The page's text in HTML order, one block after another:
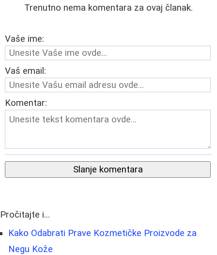
Trenutno nema komentara za ovaj članak.
Vaše ime:
Vaš email:
Komentar:
Slanje komentara
Pročitajte i...
Kako Odabrati Prave Kozmetičke Proizvode za
Negu Kože